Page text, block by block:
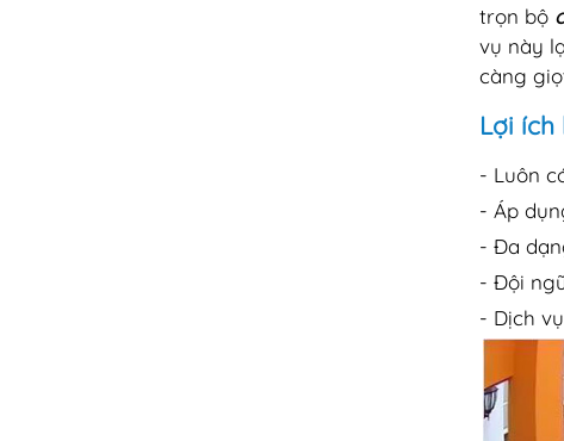
trọn bộ
vụ này
càng
Lợi ích
- Luôn
- Áp
- Đa
- Đội
- Dịch